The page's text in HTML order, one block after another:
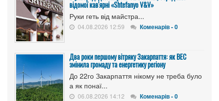
відомої кав'ярні «Shtefanyo V&V»
Руки геть від майстра...
04.08.2026 12:59 Коменарів - 0
Два роки першому вітряку Закарпаття: як ВЕС
змінила громаду та енергетику регіону
До 22го Закарпаття нікому не треба було
а як понаї...
06.08.2026 14:12 Коменарів - 0